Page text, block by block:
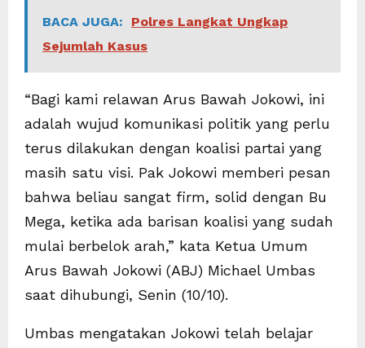
BACA JUGA:
Polres Langkat Ungkap
Sejumlah Kasus
“Bagi kami relawan Arus Bawah Jokowi, ini
adalah wujud komunikasi politik yang perlu
terus dilakukan dengan koalisi partai yang
masih satu visi. Pak Jokowi memberi pesan
bahwa beliau sangat firm, solid dengan Bu
Mega, ketika ada barisan koalisi yang sudah
mulai berbelok arah,” kata Ketua Umum
Arus Bawah Jokowi (ABJ) Michael Umbas
saat dihubungi, Senin (10/10).
Umbas mengatakan Jokowi telah belajar